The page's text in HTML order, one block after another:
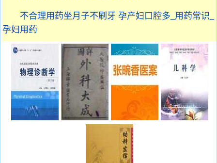
不合理用药坐月子不刷牙 孕产妇口腔多_用药常识_
孕妇用药